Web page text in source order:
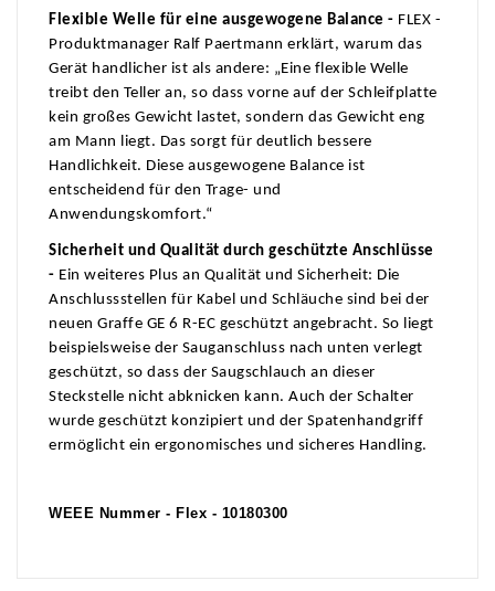
Flexible Welle für eine ausgewogene Balance - FLEX -
Produktmanager Ralf Paertmann erklärt, warum das
Gerät handlicher ist als andere: „Eine flexible Welle
treibt den Teller an, so dass vorne auf der Schleifplatte
kein großes Gewicht lastet, sondern das Gewicht eng
am Mann liegt. Das sorgt für deutlich bessere
Handlichkeit. Diese ausgewogene Balance ist
entscheidend für den Trage- und
Anwendungskomfort.“
Sicherheit und Qualität durch geschützte Anschlüsse
- Ein weiteres Plus an Qualität und Sicherheit: Die
Anschlussstellen für Kabel und Schläuche sind bei der
neuen Graffe GE 6 R-EC geschützt angebracht. So liegt
beispielsweise der Sauganschluss nach unten verlegt
geschützt, so dass der Saugschlauch an dieser
Steckstelle nicht abknicken kann. Auch der Schalter
wurde geschützt konzipiert und der Spatenhandgriff
ermöglicht ein ergonomisches und sicheres Handling.
WEEE Nummer - Flex - 10180300